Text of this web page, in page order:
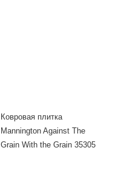
Ковровая плитка
Mannington Against The
Grain With the Grain 35305